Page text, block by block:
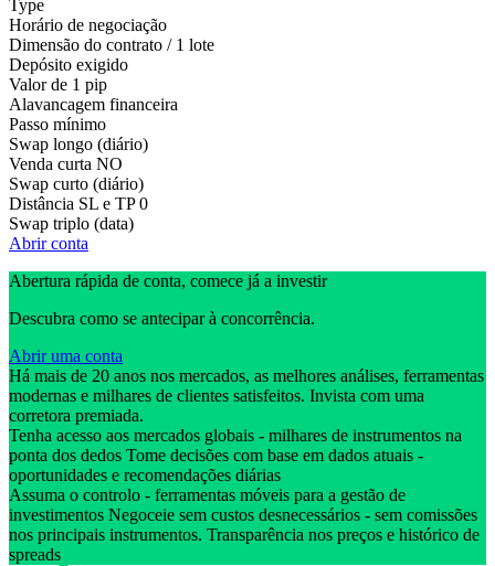
Type
Horário de negociação
Dimensão do contrato / 1 lote
Depósito exigido
Valor de 1 pip
Alavancagem financeira
Passo mínimo
Swap longo (diário)
Venda curta NO
Swap curto (diário)
Distância SL e TP 0
Swap triplo (data)
Abrir conta
Abertura rápida de conta, comece já a investir
Descubra como se antecipar à concorrência.
Abrir uma conta
Há mais de 20 anos nos mercados, as melhores análises, ferramentas
modernas e milhares de clientes satisfeitos. Invista com uma
corretora premiada.
Tenha acesso aos mercados globais - milhares de instrumentos na
ponta dos dedos Tome decisões com base em dados atuais -
oportunidades e recomendações diárias
Assuma o controlo - ferramentas móveis para a gestão de
investimentos Negoceie sem custos desnecessários - sem comissões
nos principais instrumentos. Transparência nos preços e histórico de
spreads